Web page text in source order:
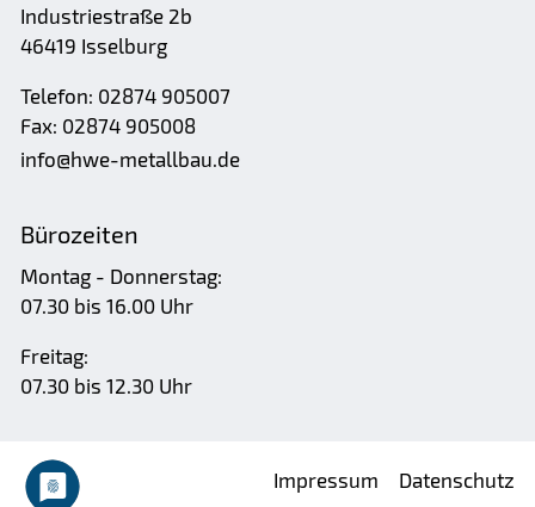
Industriestraße 2b
46419 Isselburg
Telefon: 02874 905007
Fax: 02874 905008
nf
hw -m t llb d
Bürozeiten
Montag - Donnerstag:
07.30 bis 16.00 Uhr
Freitag:
07.30 bis 12.30 Uhr
Datenschutz
Impressum